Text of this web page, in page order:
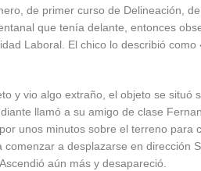
de primer curso de Delineación,
que tenía delante, entonces
Laboral. El chico lo describió
y vio algo extraño, el objeto se
llamó a su amigo de clase
unos minutos sobre el terreno para
a desplazarse en dirección
aún más y desapareció.